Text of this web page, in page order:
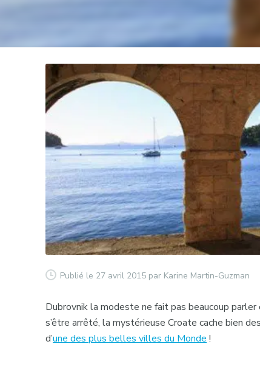
Publié le 27 avril 2015 par Karine Martin-Guzman
Dubrovnik la modeste ne fait pas beaucoup
s’être arrêté, la mystérieuse Croate cache bien
d’une des plus belles villes du Monde !